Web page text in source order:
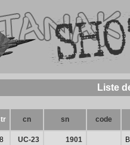
Liste
cn sn code
UC-23 1901